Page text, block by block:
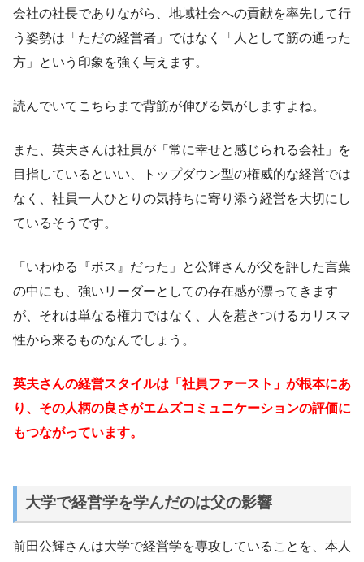
会社の社長でありながら、地域社会への貢献を率先して行
う姿勢は「ただの経営者」ではなく「人として筋の通った
方」という印象を強く与えます。
読んでいてこちらまで背筋が伸びる気がしますよね。
また、英夫さんは社員が「常に幸せと感じられる会社」を
目指しているといい、トップダウン型の権威的な経営では
なく、社員一人ひとりの気持ちに寄り添う経営を大切にし
ているそうです。
「いわゆる『ボス』だった」と公輝さんが父を評した言葉
の中にも、強いリーダーとしての存在感が漂ってきます
が、それは単なる権力ではなく、人を惹きつけるカリスマ
性から来るものなんでしょう。
英夫さんの経営スタイルは「社員ファースト」が根本にあ
り、その人柄の良さがエムズコミュニケーションの評価に
もつながっています。
大学で経営学を学んだのは父の影響
前田公輝さんは大学で経営学を専攻していることを、本人